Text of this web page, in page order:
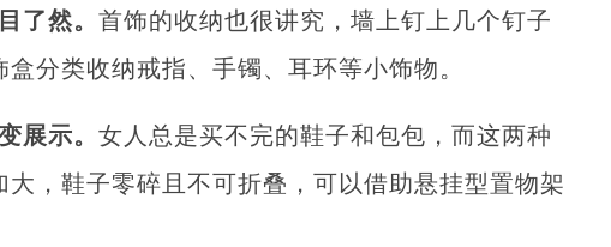
然。 首饰的收纳也很讲究，墙上钉上几个钉子
分类收纳戒指、手镯、耳环等小饰物。
示。 女人总是买不完的鞋子和包包，而这两种
，鞋子零碎且不可折叠，可以借助悬挂型置物架